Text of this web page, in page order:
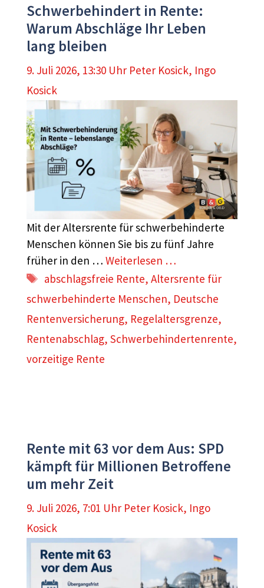
Schwerbehindert in Rente:
Warum Abschläge Ihr Leben
lang bleiben
9. Juli 2026, 13:30 Uhr Peter Kosick, Ingo
Kosick
Mit der Altersrente für schwerbehinderte
Menschen können Sie bis zu fünf Jahre
früher in den … Weiterlesen …
Schlagwörter
abschlagsfreie Rente,Altersrente für
schwerbehinderte Menschen, Deutsche
Rentenversicherung, Regelaltersgrenze,
Rentenabschlag, Schwerbehindertenrente,
vorzeitige Rente
Rente mit 63 vor dem Aus: SPD
kämpft für Millionen Betroffene
um mehr Zeit
9. Juli 2026, 7:01 Uhr Peter Kosick, Ingo
Kosick